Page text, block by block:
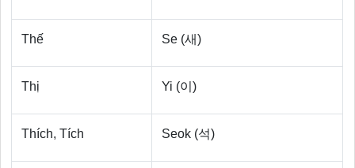
Thế Se (새)
Thị Yi (이)
Thích, Tích Seok (석)